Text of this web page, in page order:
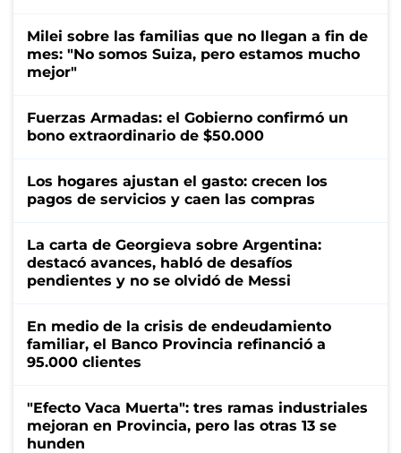
Milei sobre las familias que no llegan a fin de
mes: "No somos Suiza, pero estamos mucho
mejor"
Fuerzas Armadas: el Gobierno confirmó un
bono extraordinario de $50.000
Los hogares ajustan el gasto: crecen los
pagos de servicios y caen las compras
La carta de Georgieva sobre Argentina:
destacó avances, habló de desafíos
pendientes y no se olvidó de Messi
En medio de la crisis de endeudamiento
familiar, el Banco Provincia refinanció a
95.000 clientes
"Efecto Vaca Muerta": tres ramas industriales
mejoran en Provincia, pero las otras 13 se
hunden